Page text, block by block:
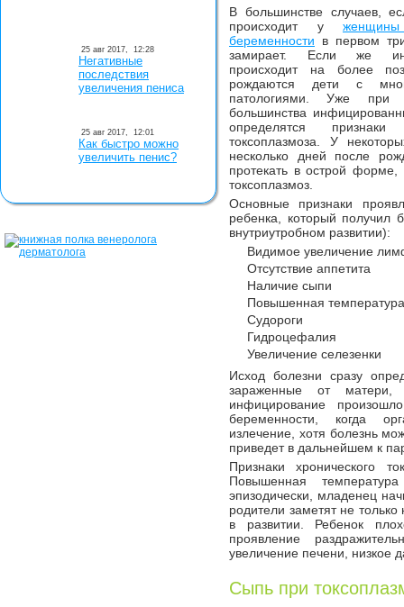
В большинстве случаев,
происходит у
беременности в первом
замирает. Если же
происходит на более
рождаются дети с
патологиями. Уже при
большинства
определятся признаки
токсоплазмоза. У
несколько дней после
протекать в острой форме,
токсоплазмоз.
Основные признаки
ребенка, который получил
внутриутробном развитии):
Видимое увеличение
Отсутствие аппетита
Наличие сыпи
Повышенная
Судороги
Гидроцефалия
Увеличение селезенки
Исход болезни сразу
зараженные от
инфицирование
беременности, когда
излечение, хотя болезнь
приведет в дальнейшем к
Признаки хронического
Повышенная
эпизодически, младенец
родители заметят не
в развитии. Ребенок
проявление
увеличение печени,
Сыпь при
25 авг 2017, 12:28
Негативные
последствия
увеличения пениса
25 авг 2017, 12:01
Как быстро можно
увеличить пенис?